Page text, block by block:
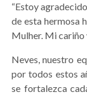
“Estoy
de esta hermosa
Mulher. Mi cariño
Neves, nuestro
por todos estos
se fortalezca